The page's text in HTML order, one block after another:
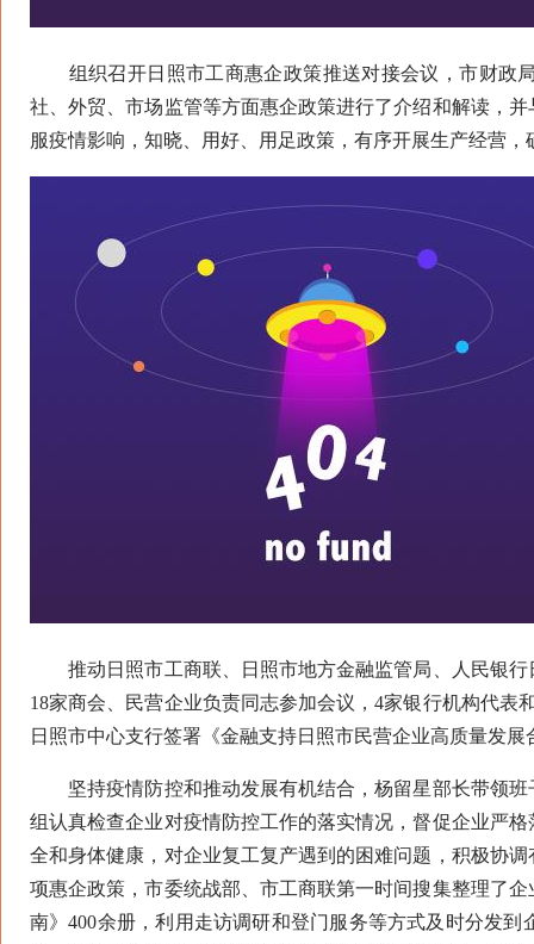
组织召开日照市工商惠企政策推送对接会议，市财政
社、外贸、市场监管等方面惠企政策进行了介绍和解读，
服疫情影响，知晓、用好、用足政策，有序开展生产经营，
推动日照市工商联、日照市地方金融监管局、人民银行
18家商会、民营企业负责同志参加会议，4家银行机构代
日照市中心支行签署《金融支持日照市民营企业高质量发展
坚持疫情防控和推动发展有机结合，杨留星部长带领班
组认真检查企业对疫情防控工作的落实情况，督促企业严
全和身体健康，对企业复工复产遇到的困难问题，积极协
项惠企政策，市委统战部、市工商联第一时间搜集整理了
南》400余册，利用走访调研和登门服务等方式及时分发